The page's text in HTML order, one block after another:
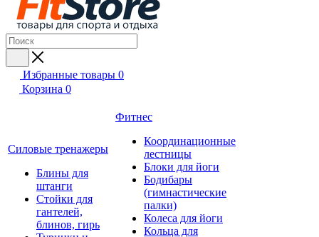
Избранные товары 0
Корзина 0
Силовые тренажеры
Блины для
штанги
Стойки для
гантелей,
блинов, гирь
Фитнес
Координационные
лестницы
Блоки для йоги
Бодибары
(гимнастические
палки)
Колеса для йоги
Кольца для